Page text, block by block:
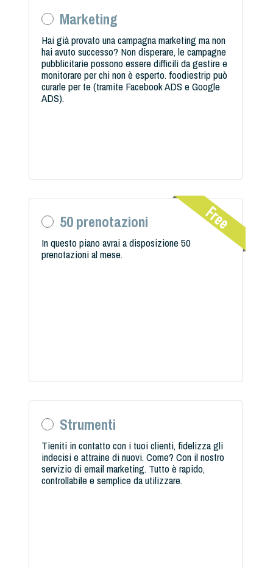
Marketing
Hai già provato una campagna marketing ma non
hai avuto successo? Non disperare, le campagne
pubblicitarie possono essere difficili da gestire e
monitorare per chi non è esperto. foodiestrip può
curarle per te (tramite Facebook ADS e Google
ADS).
50 prenotazioni
In questo piano avrai a disposizione 50
prenotazioni al mese.
Strumenti
Tieniti in contatto con i tuoi clienti, fidelizza gli
indecisi e attraine di nuovi. Come? Con il nostro
servizio di email marketing. Tutto è rapido,
controllabile e semplice da utilizzare.